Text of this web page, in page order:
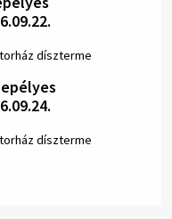
díszterme
díszterme